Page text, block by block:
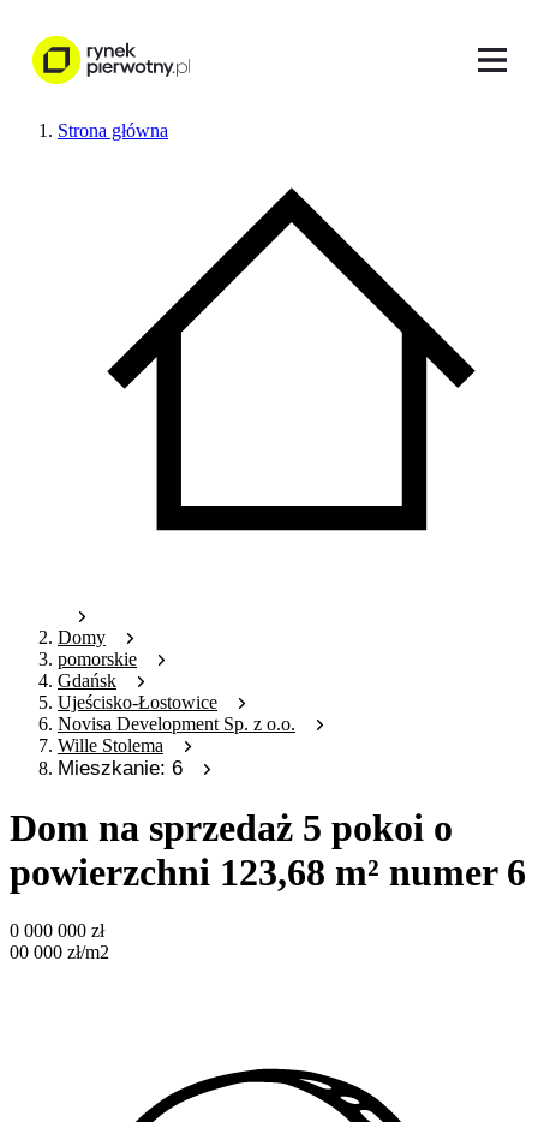
Strona główna
Domy
pomorskie
Gdańsk
Ujeścisko-Łostowice
Novisa Development Sp. z o.o.
Wille Stolema
Mieszkanie: 6
Dom na sprzedaż 5 pokoi o
powierzchni 123,68 m² numer 6
0 000 000 zł
00 000 zł/m2